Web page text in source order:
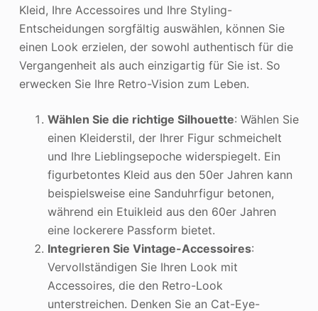
Kleid, Ihre Accessoires und Ihre Styling-
Entscheidungen sorgfältig auswählen, können Sie
einen Look erzielen, der sowohl authentisch für die
Vergangenheit als auch einzigartig für Sie ist. So
erwecken Sie Ihre Retro-Vision zum Leben.
Wählen Sie die richtige Silhouette: Wählen Sie
einen Kleiderstil, der Ihrer Figur schmeichelt
und Ihre Lieblingsepoche widerspiegelt. Ein
figurbetontes Kleid aus den 50er Jahren kann
beispielsweise eine Sanduhrfigur betonen,
während ein Etuikleid aus den 60er Jahren
eine lockerere Passform bietet.
Integrieren Sie Vintage-Accessoires:
Vervollständigen Sie Ihren Look mit
Accessoires, die den Retro-Look
unterstreichen. Denken Sie an Cat-Eye-